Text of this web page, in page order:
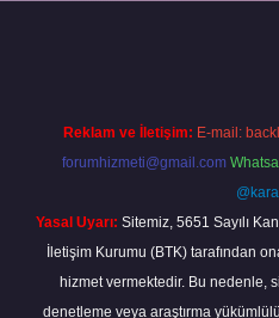
Reklam ve İletişim: E-mail:
forumhizmeti@gmail.com
Yasal Uyarı: Sitemiz, 5651 Sayılı
İletişim Kurumu (BTK) tarafından
hizmet vermektedir. Bu nedenle,
denetleme veya araştırma